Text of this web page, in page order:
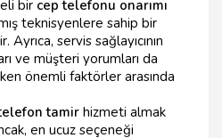
bir cep telefonu onarımı
teknisyenlere sahip bir
servis sağlayıcının
ve müşteri yorumları da
önemli faktörler arasında
tamir hizmeti almak
en ucuz seçeneği